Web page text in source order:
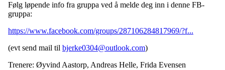
Følg løpende info fra gruppa ved å melde deg inn i denne FB-
gruppa:
https://www.facebook.com/groups/287106284817969/?f...
(evt send mail til bjerke0304@outlook.com)
Trenere: Øyvind Aastorp, Andreas Helle, Frida Evensen